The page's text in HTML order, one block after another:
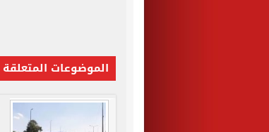
الموضوعات المتعلقة